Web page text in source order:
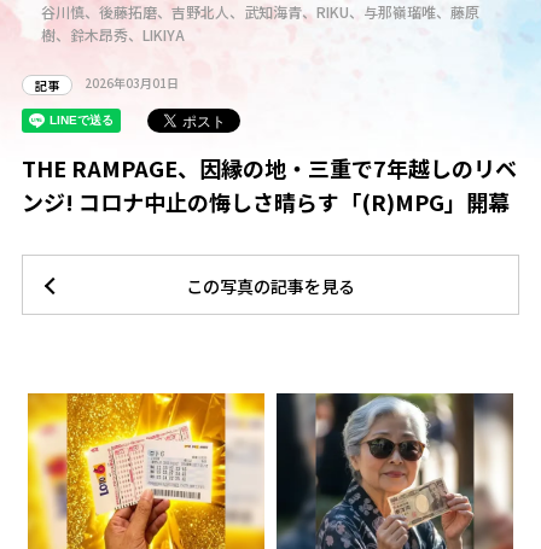
谷川慎、後藤拓磨、吉野北人、武知海青、RIKU、与那嶺瑠唯、藤原
樹、鈴木昂秀、LIKIYA
記事 2026年03月01日
THE RAMPAGE、因縁の地・三重で7年越しのリベ
ンジ! コロナ中止の悔しさ晴らす「(R)MPG」開幕
この写真の記事を見る